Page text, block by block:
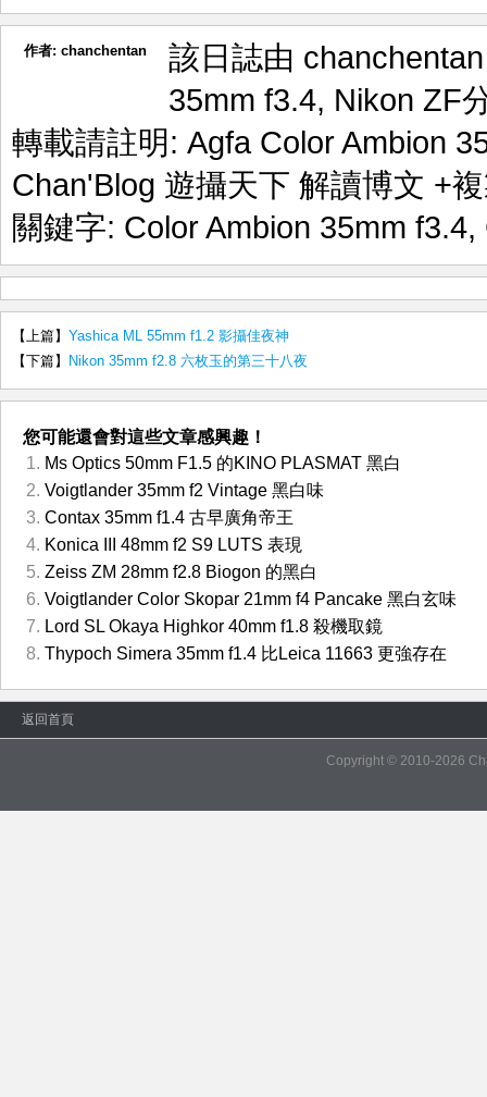
作者: chanchentan
該日誌由
35mm f3.4, Nikon ZF
轉載請註明: Agfa Color Ambion
Chan'Blog 遊攝天下 解讀博文 +
關鍵字: Color Ambion 35mm f3.4,
【上篇】 Yashica ML 55mm f1.2 影攝佳夜神
【下篇】
Nikon 35mm f2.8 六枚玉的第三十八夜
您可能還會對這些文章感興趣！
Ms Optics 50mm F1.5 的KINO PLASMAT 黑白
Voigtlander 35mm f2 Vintage 黑白味
Contax 35mm f1.4 古早廣角帝王
Konica III 48mm f2 S9 LUTS 表現
Zeiss ZM 28mm f2.8 Biogon 的黑白
Voigtlander Color Skopar 21mm f4 Pancake 黑白玄味
Lord SL Okaya Highkor 40mm f1.8 殺機取鏡
Thypoch Simera 35mm f1.4 比Leica 11663 更強存在
返回首頁
Copyright © 2010-2026